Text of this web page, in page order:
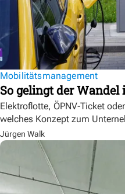
Mobilitätsmanagement
So gelingt der
Elektroflotte, ÖPNV-Ticket
welches Konzept zum
Jürgen Walk